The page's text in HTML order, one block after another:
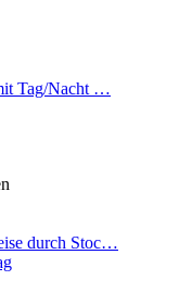
Tag/Nacht …
durch Stoc…